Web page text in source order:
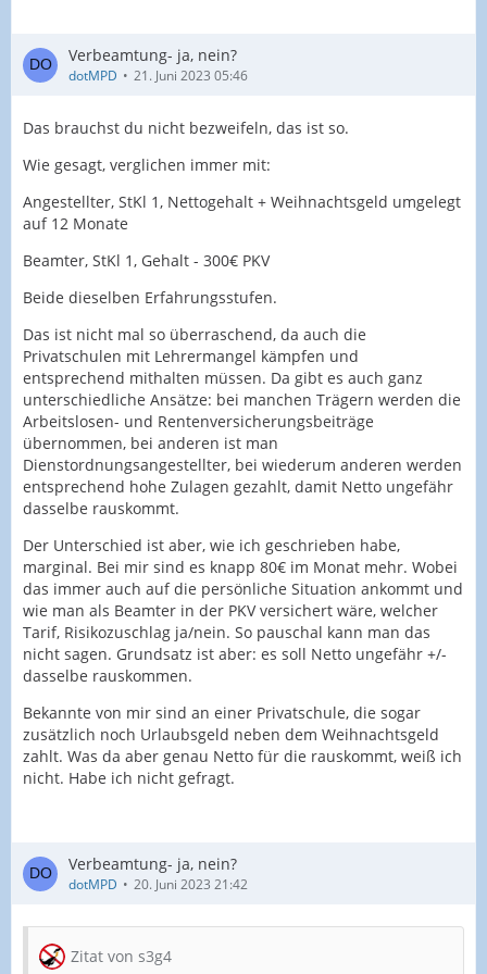
Verbeamtung- ja, nein?
dotMPD 21. Juni 2023 05:46
Das brauchst du nicht bezweifeln, das ist so.
Wie gesagt, verglichen immer mit:
Angestellter, StKl 1, Nettogehalt + Weihnachtsgeld umgelegt
auf 12 Monate
Beamter, StKl 1, Gehalt - 300€ PKV
Beide dieselben Erfahrungsstufen.
Das ist nicht mal so überraschend, da auch die
Privatschulen mit Lehrermangel kämpfen und
entsprechend mithalten müssen. Da gibt es auch ganz
unterschiedliche Ansätze: bei manchen Trägern werden die
Arbeitslosen- und Rentenversicherungsbeiträge
übernommen, bei anderen ist man
Dienstordnungsangestellter, bei wiederum anderen werden
entsprechend hohe Zulagen gezahlt, damit Netto ungefähr
dasselbe rauskommt.
Der Unterschied ist aber, wie ich geschrieben habe,
marginal. Bei mir sind es knapp 80€ im Monat mehr. Wobei
das immer auch auf die persönliche Situation ankommt und
wie man als Beamter in der PKV versichert wäre, welcher
Tarif, Risikozuschlag ja/nein. So pauschal kann man das
nicht sagen. Grundsatz ist aber: es soll Netto ungefähr +/-
dasselbe rauskommen.
Bekannte von mir sind an einer Privatschule, die sogar
zusätzlich noch Urlaubsgeld neben dem Weihnachtsgeld
zahlt. Was da aber genau Netto für die rauskommt, weiß ich
nicht. Habe ich nicht gefragt.
Verbeamtung- ja, nein?
dotMPD 20. Juni 2023 21:42
Zitat von s3g4